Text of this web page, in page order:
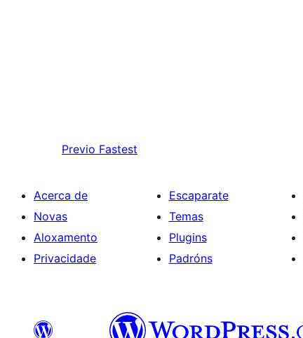
Previo Fastest
Acerca de
Novas
Aloxamento
Privacidade
Escaparate
Temas
Plugins
Padróns